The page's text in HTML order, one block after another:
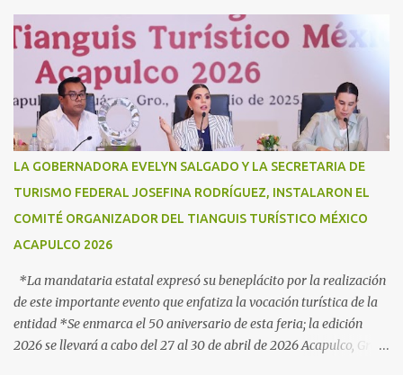
como una fuerza viva de cambio, como una realidad con uniforme,
con botas, con manos, pero sobre todo, con mucho corazón en el
territorio. Son ustedes la transformación, que no queda en
promesas, la que se juega el cuerpo por hacer Patria”, expresó la
gobernadora Evelyn Salgado Pineda, durante la Ceremonia de
Conmemoración del Sexto Aniversario de la Creación de la Guardia
Nacional, en donde también agradeció todo el trabajo y
proximidad social y apoyo en casos de desastres. “Hoy
celebramos seis años de la Guardia Nacional, celebramos a s...
LA GOBERNADORA EVELYN SALGADO Y LA SECRETARIA DE
TURISMO FEDERAL JOSEFINA RODRÍGUEZ, INSTALARON EL
COMITÉ ORGANIZADOR DEL TIANGUIS TURÍSTICO MÉXICO
ACAPULCO 2026
*La mandataria estatal expresó su beneplácito por la realización
de este importante evento que enfatiza la vocación turística de la
entidad *Se enmarca el 50 aniversario de esta feria; la edición
2026 se llevará a cabo del 27 al 30 de abril de 2026 Acapulco, Gro.,